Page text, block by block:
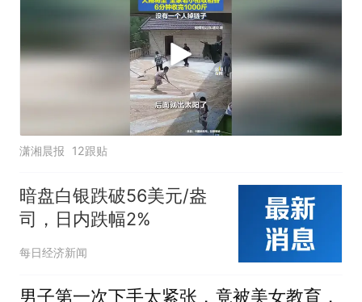
潇湘晨报 12跟贴
暗盘白银跌破56美元/盎
司，日内跌幅2%
每日经济新闻
男子第一次下手太紧张，竟被美女教育，